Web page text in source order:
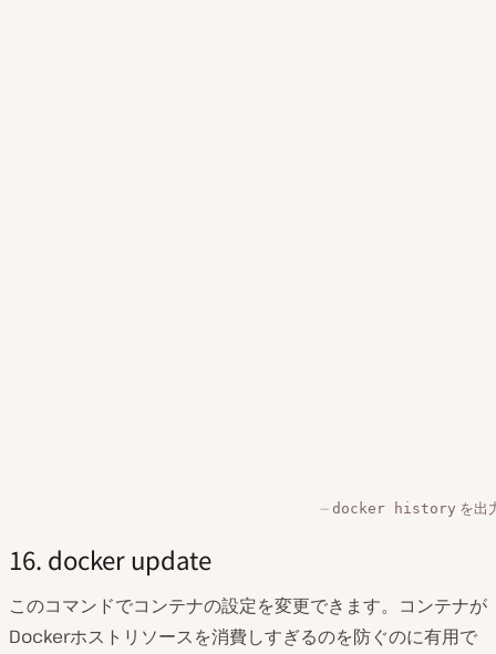
docker history を出
16. docker update
このコマンドでコンテナの設定を変更できます。コンテナが
Dockerホストリソースを消費しすぎるのを防ぐのに有用で